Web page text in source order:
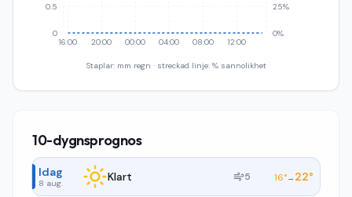
16:00 20:00 00:00 04:00 08:00 12:00
0
0.5
0%
25%
Staplar: mm regn · streckad linje: % sannolikhet
10-dygnsprognos
Idag
8 aug. Klart 5 16°→ 22°